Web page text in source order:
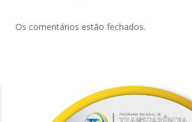
Os comentários estão fechados.